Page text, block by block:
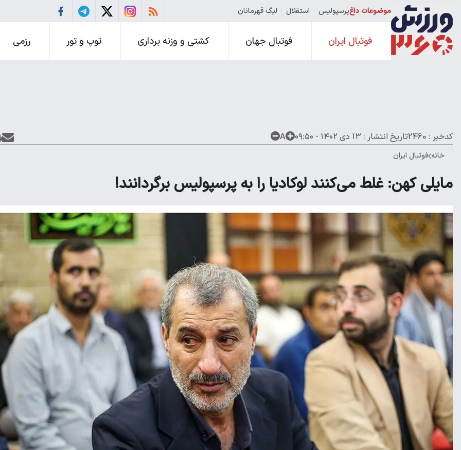
موضوعات داغپرسپولیس استقلال لیگ قهرمانان
فوتبال ایران فوتبال جهان کشتی و وزنه برداری توپ و تور رزمی
کدخبر : 2460 تاریخ انتشار : ۱۳ دی ۱۴۰۲ - ۰۹:۵۰ A
خانه فوتبال ایران
مایلی کهن: غلط می‌کنند لوکادیا را به پرسپولیس برگردانند!